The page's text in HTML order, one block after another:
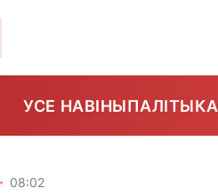
УСЕ НАВІНЫПАЛІТЫКА
08:02